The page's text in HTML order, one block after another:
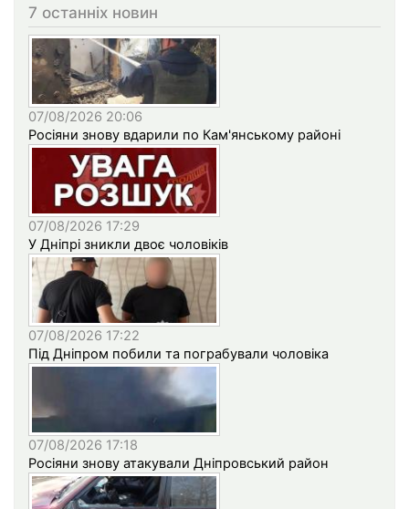
7 останніх новин
07/08/2026 20:06
Росіяни знову вдарили по Кам'янському районі
07/08/2026 17:29
У Дніпрі зникли двоє чоловіків
07/08/2026 17:22
Під Дніпром побили та пограбували чоловіка
07/08/2026 17:18
Росіяни знову атакували Дніпровський район